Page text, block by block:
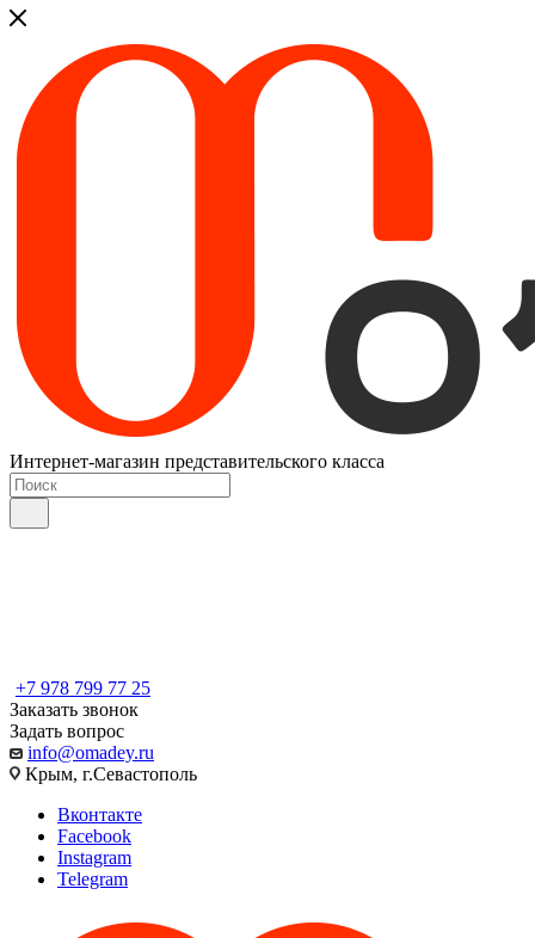
Интернет-магазин представительского класса
+7 978 799 77 25
Заказать звонок
Задать вопрос
info@omadey.ru
Крым, г.Севастополь
Вконтакте
Facebook
Instagram
Telegram